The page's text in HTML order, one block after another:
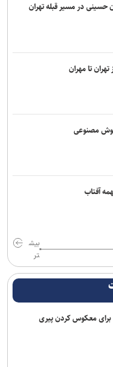
میان مردم و مسئولان
شده است/خدمت به مردم و
این را ثابت کرد
شد
صرفاً یک شغل/انتقاد از
نیروهای امدادی
دوومیدانی بین‌المللی
حسینی در مسیر قبله تهران
تهران تا مهران
مصنوعی
آفتاب
بیش
تر
برای معکوس کردن پیری